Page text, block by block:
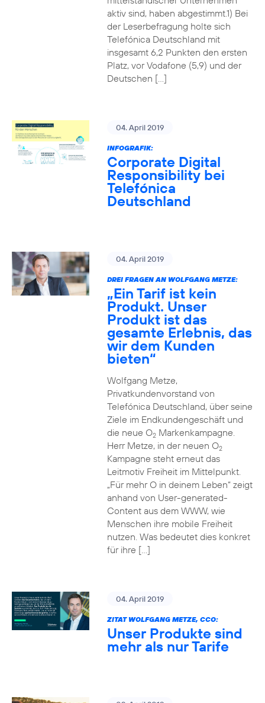
aktiv sind, haben abgestimmt.1) Bei
der Leserbefragung holte sich
Telefónica Deutschland mit
insgesamt 6,2 Punkten den ersten
Platz, vor Vodafone (5,9) und der
Deutschen […]
04. April 2019
INFOGRAFIK:
Corporate Digital
Responsibility bei
Telefónica
Deutschland
04. April 2019
DREI FRAGEN AN WOLFGANG METZE:
„Ein Tarif ist kein
Produkt. Unser
Produkt ist das
gesamte Erlebnis, das
wir dem Kunden
bieten“
Wolfgang Metze,
Privatkundenvorstand von
Telefónica Deutschland, über seine
Ziele im Endkundengeschäft und
die neue O2Markenkampagne.
Herr Metze, in der neuen O2
Kampagne steht erneut das
Leitmotiv Freiheit im Mittelpunkt.
„Für mehr O in deinem Leben“ zeigt
anhand von User-generated-
Content aus dem WWW, wie
Menschen ihre mobile Freiheit
nutzen. Was bedeutet dies konkret
für ihre […]
04. April 2019
ZITAT WOLFGANG METZE, CCO:
Unser Produkte sind
mehr als nur Tarife